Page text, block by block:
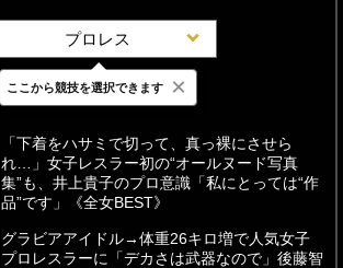
プロレス
最新 24時間 週間
「下着をハサミで切って、真っ裸にさせら
れ…」女子レスラー初の“オールヌード写真
集”も、井上貴子のプロ意識「私にとっては“作
品”です」《全女BEST》
グラビアアイドル→体重26キロ増で人気女子
プロレスラーに「デカさは武器なので」後藤智
ここから競技を選択できます ×